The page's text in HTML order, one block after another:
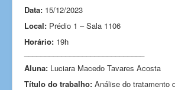
Data: 15/12/2023
Local: Prédio 1 – Sala 1106
Horário: 19h
Aluna: Luciara Macedo Tavares Acosta
Título do trabalho: Análise do tratamento